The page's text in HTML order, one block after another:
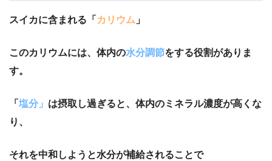
スイカに含まれる「 カリウム 」
このカリウムには、体内の水分調節をする役割がありま
す。
「 塩分」 は摂取し過ぎると、体内のミネラル濃度が高くな
り、
それを中和しようと水分が補給されることで